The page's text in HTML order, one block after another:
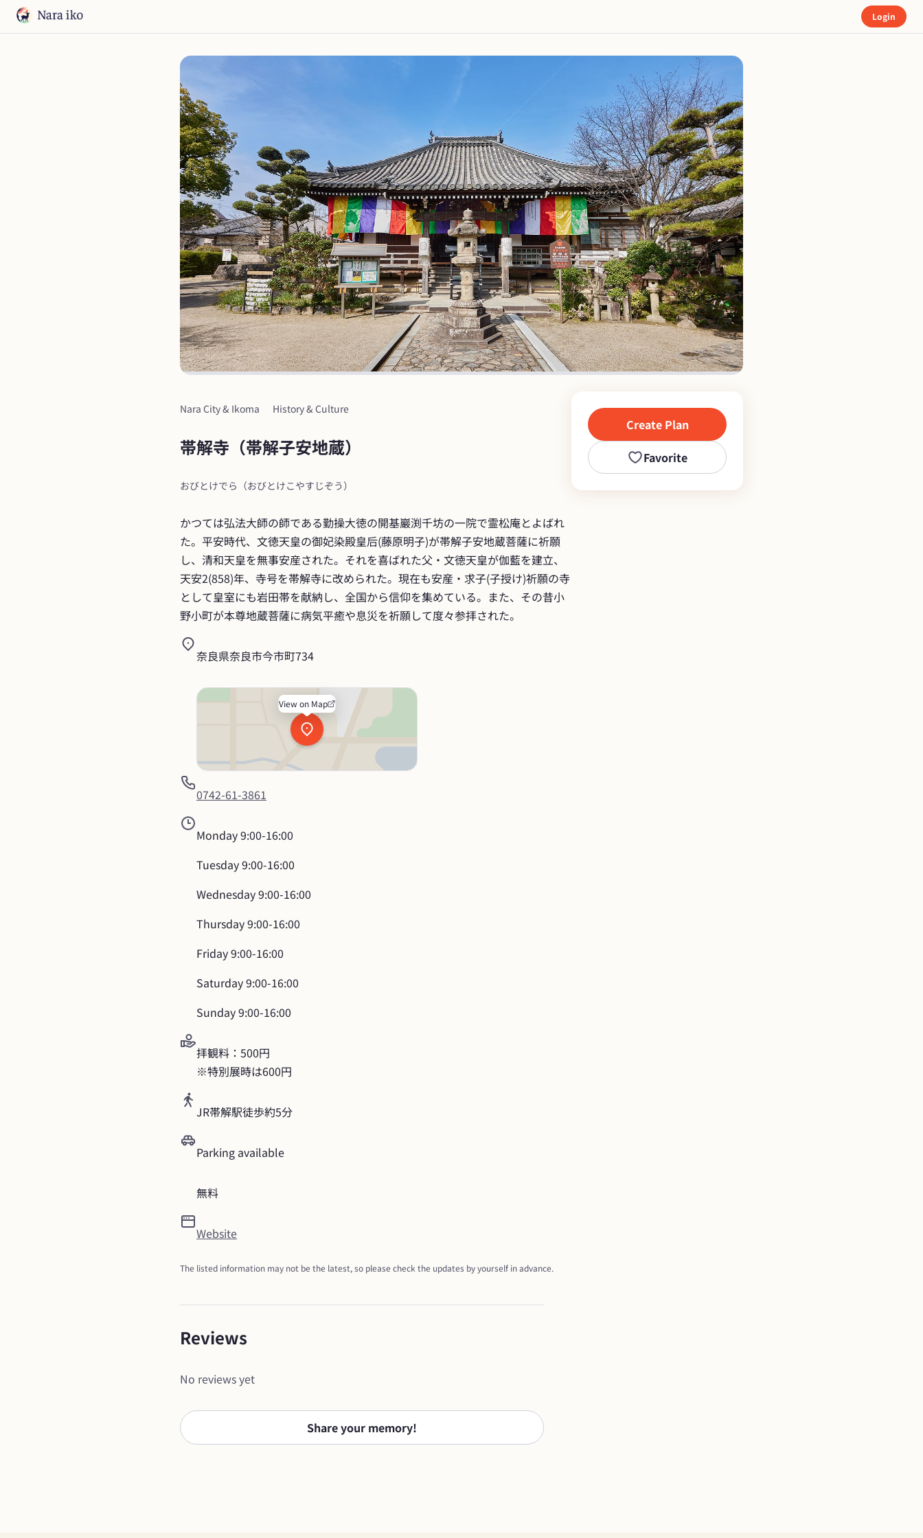
Login
Nara City & Ikoma History & Culture
帯解寺（帯解子安地蔵）
おびとけでら（おびとけこやすじぞう）
かつては弘法大師の師である勤操大徳の開基巖渕千坊の一院で霊松庵とよばれ
た。平安時代、文徳天皇の御妃染殿皇后(藤原明子)が帯解子安地蔵菩薩に祈願
し、清和天皇を無事安産された。それを喜ばれた父・文徳天皇が伽藍を建立、
天安2(858)年、寺号を帯解寺に改められた。現在も安産・求子(子授け)祈願の寺
として皇室にも岩田帯を献納し、全国から信仰を集めている。また、その昔小
野小町が本尊地蔵菩薩に病気平癒や息災を祈願して度々参拝された。
奈良県奈良市今市町734
View on Map
0742-61-3861
Monday9:00-16:00
Tuesday9:00-16:00
Wednesday9:00-16:00
Thursday9:00-16:00
Friday9:00-16:00
Saturday9:00-16:00
Sunday9:00-16:00
拝観料：500円
※特別展時は600円
JR帯解駅徒歩約5分
Parking available
無料
Website
The listed information may not be the latest, so please check the updates by yourself in advance.
Create Plan
Favorite
Reviews
No reviews yet
Share your memory!